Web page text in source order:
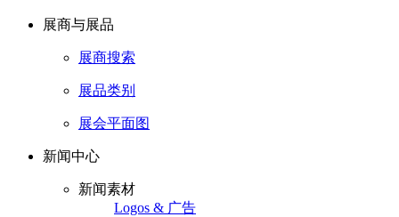
展商与展品
展商搜索
展品类别
展会平面图
新闻中心
新闻素材
Logos & 广告